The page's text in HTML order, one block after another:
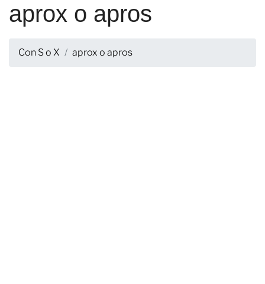
aprox o apros
Con S o X aprox o apros